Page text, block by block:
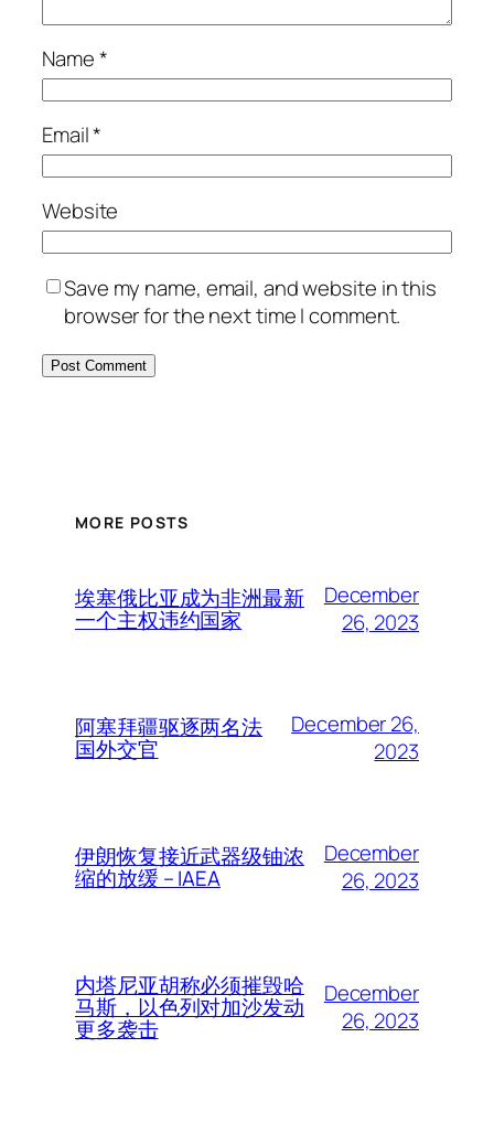
Name*
Email*
Website
Save my name, email, and website in this
browser for the next time I comment.
MORE POSTS
埃塞俄比亚成为非洲最新
一个主权违约国家
December
26, 2023
阿塞拜疆驱逐两名法
国外交官
December 26,
2023
伊朗恢复接近武器级铀浓
缩的放缓 – IAEA
December
26, 2023
内塔尼亚胡称必须摧毁哈
马斯，以色列对加沙发动
更多袭击
December
26, 2023